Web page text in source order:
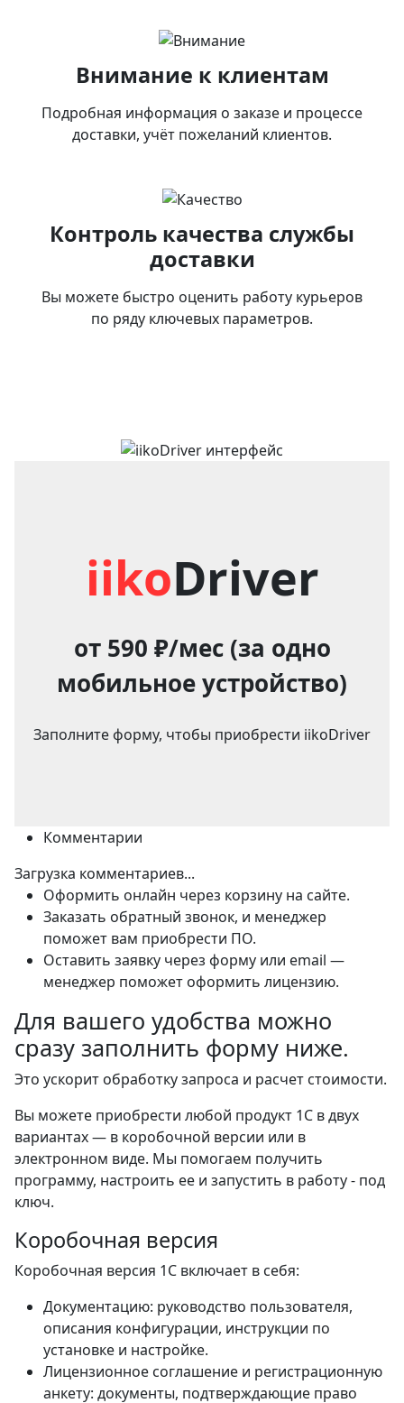
Внимание к клиентам
Подробная информация о заказе и процессе
доставки, учёт пожеланий клиентов.
Контроль качества службы
доставки
Вы можете быстро оценить работу курьеров
по ряду ключевых параметров.
iikoDriver
от 590 ₽/мес(за одно
мобильное устройство)
Заполните форму, чтобы приобрести iikoDriver
Комментарии
Загрузка комментариев...
Оформить онлайн через корзину на сайте.
Заказать обратный звонок, и менеджер
поможет вам приобрести ПО.
Оставить заявку через форму или email —
менеджер поможет оформить лицензию.
Для вашего удобства можно
сразу заполнить форму ниже.
Это ускорит обработку запроса и расчет стоимости.
Вы можете приобрести любой продукт 1С в двух
вариантах — в коробочной версии или в
электронном виде. Мы помогаем получить
программу, настроить ее и запустить в работу - под
ключ.
Коробочная версия
Коробочная версия 1С включает в себя:
Документацию: руководство пользователя,
описания конфигурации, инструкции по
установке и настройке.
Лицензионное соглашение и регистрационную
анкету: документы, подтверждающие право